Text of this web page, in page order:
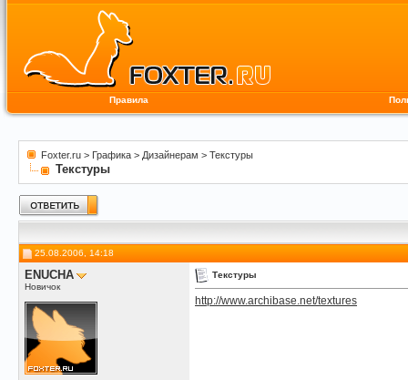
Правила
Foxter.ru > Графика > Дизайнерам > Текстуры
Текстуры
25.08.2006, 14:18
ENUCHA
Новичок
Текстуры
http://www.archibase.net/textures